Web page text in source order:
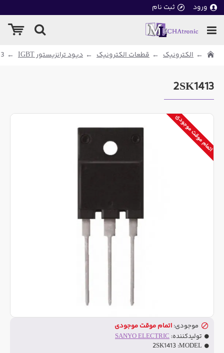
ورود ثبت نام
الکترونیک قطعات الکترونیک دیود ترانزیستور IGBT
2SK1413
اتمام موقت موجودی
موجودی: اتمام موقت موجودی
تولیدکننده: SANYO ELECTRIC
MODEL:
2SK1413